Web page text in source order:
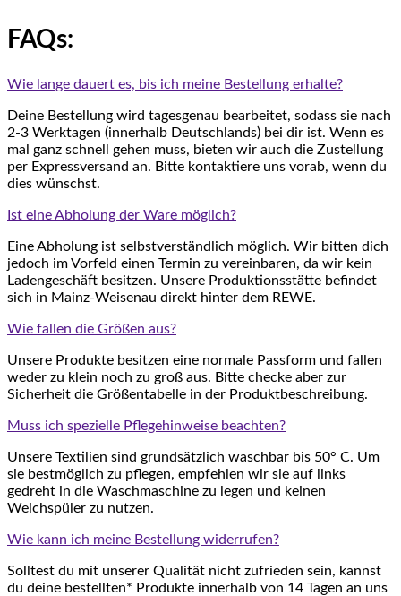
FAQs:
Wie lange dauert es, bis ich meine Bestellung erhalte?
Deine Bestellung wird tagesgenau bearbeitet, sodass sie nach
2-3 Werktagen (innerhalb Deutschlands) bei dir ist. Wenn es
mal ganz schnell gehen muss, bieten wir auch die Zustellung
per Expressversand an. Bitte kontaktiere uns vorab, wenn du
dies wünschst.
Ist eine Abholung der Ware möglich?
Eine Abholung ist selbstverständlich möglich. Wir bitten dich
jedoch im Vorfeld einen Termin zu vereinbaren, da wir kein
Ladengeschäft besitzen. Unsere Produktionsstätte befindet
sich in Mainz-Weisenau direkt hinter dem REWE.
Wie fallen die Größen aus?
Unsere Produkte besitzen eine normale Passform und fallen
weder zu klein noch zu groß aus. Bitte checke aber zur
Sicherheit die Größentabelle in der Produktbeschreibung.
Muss ich spezielle Pflegehinweise beachten?
Unsere Textilien sind grundsätzlich waschbar bis 50° C. Um
sie bestmöglich zu pflegen, empfehlen wir sie auf links
gedreht in die Waschmaschine zu legen und keinen
Weichspüler zu nutzen.
Wie kann ich meine Bestellung widerrufen?
Solltest du mit unserer Qualität nicht zufrieden sein, kannst
du deine bestellten* Produkte innerhalb von 14 Tagen an uns